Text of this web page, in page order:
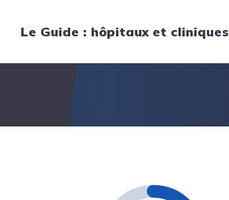
Le Guide : hôpitaux et cliniques